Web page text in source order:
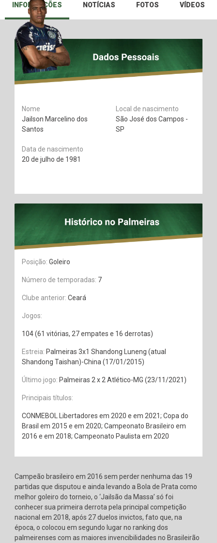
INFORMAÇÕES NOTÍCIAS FOTOS VÍDEOS
Nome
Jailson Marcelino dos
Santos
Data de nascimento
20 de julho de 1981
Local de nascimento
São José dos Campos -
SP
Posição: Goleiro
Número de temporadas: 7
Clube anterior: Ceará
Jogos:
104 (61 vitórias, 27 empates e 16 derrotas)
Estreia: Palmeiras 3x1 Shandong Luneng (atual
Shandong Taishan)-China (17/01/2015)
Último jogo: Palmeiras 2 x 2 Atlético-MG (23/11/2021)
Principais títulos:
CONMEBOL Libertadores em 2020 e em 2021; Copa do
Brasil em 2015 e em 2020; Campeonato Brasileiro em
2016 e em 2018; Campeonato Paulista em 2020
Campeão brasileiro em 2016 sem perder nenhuma das 19
partidas que disputou e ainda levando a Bola de Prata como
melhor goleiro do torneio, o ‘Jailsão da Massa’ só foi
conhecer sua primeira derrota pela principal competição
nacional em 2018, após 27 duelos invictos, fato que, na
época, o colocou em segundo lugar no ranking dos
palmeirenses com as maiores invencibilidades no Brasileirão